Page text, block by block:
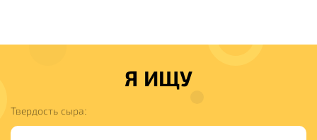
Я ИЩУ
Твердость сыра: